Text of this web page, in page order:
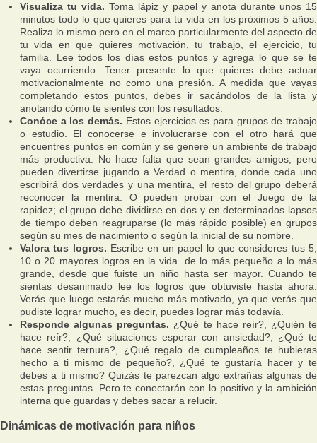
Visualiza tu vida. Toma lápiz y papel y anota durante unos 15
minutos todo lo que quieres para tu vida en los próximos 5 años.
Realiza lo mismo pero en el marco particularmente del aspecto de
tu vida en que quieres motivación, tu trabajo, el ejercicio, tu
familia. Lee todos los días estos puntos y agrega lo que se te
vaya ocurriendo. Tener presente lo que quieres debe actuar
motivacionalmente no como una presión. A medida que vayas
completando estos puntos, debes ir sacándolos de la lista y
anotando cómo te sientes con los resultados.
Conóce a los demás. Estos ejercicios es para grupos de trabajo
o estudio. El conocerse e involucrarse con el otro hará que
encuentres puntos en común y se genere un ambiente de trabajo
más productiva. No hace falta que sean grandes amigos, pero
pueden divertirse jugando a Verdad o mentira, donde cada uno
escribirá dos verdades y una mentira, el resto del grupo deberá
reconocer la mentira. O pueden probar con el Juego de la
rapidez; el grupo debe dividirse en dos y en determinados lapsos
de tiempo deben reagruparse (lo más rápido posible) en grupos
según su mes de nacimiento o según la inicial de su nombre.
Valora tus logros. Escribe en un papel lo que consideres tus 5,
10 o 20 mayores logros en la vida. de lo más pequeño a lo más
grande, desde que fuiste un niño hasta ser mayor. Cuando te
sientas desanimado lee los logros que obtuviste hasta ahora.
Verás que luego estarás mucho más motivado, ya que verás que
pudiste lograr mucho, es decir, puedes lograr más todavía.
Responde algunas preguntas. ¿Qué te hace reír?, ¿Quién te
hace reír?, ¿Qué situaciones esperar con ansiedad?, ¿Qué te
hace sentir ternura?, ¿Qué regalo de cumpleaños te hubieras
hecho a ti mismo de pequeño?, ¿Qué te gustaría hacer y te
debes a ti mismo? Quizás te parezcan algo extrañas algunas de
estas preguntas. Pero te conectarán con lo positivo y la ambición
interna que guardas y debes sacar a relucir.
Dinámicas de motivación para niños